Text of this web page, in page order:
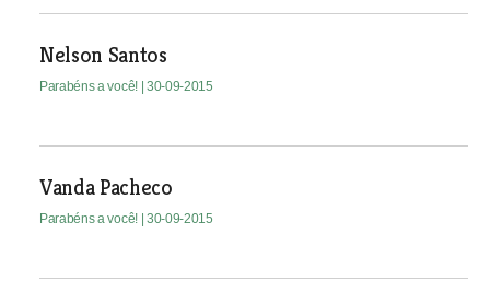
Nelson Santos
Parabéns a você! | 30-09-2015
Vanda Pacheco
Parabéns a você! | 30-09-2015